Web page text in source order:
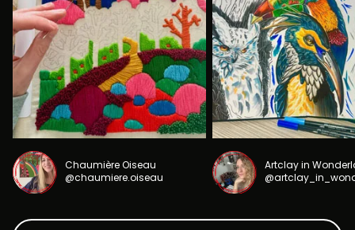
Chaumière Oiseau
@chaumiere.oiseau
Artclay in